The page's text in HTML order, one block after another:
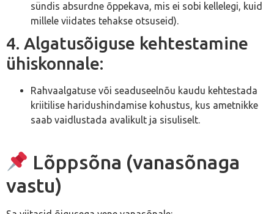
sündis absurdne õppekava, mis ei sobi kellelegi, kuid
millele viidates tehakse otsuseid).
4. Algatusõiguse kehtestamine
ühiskonnale:
Rahvaalgatuse või seaduseelnõu kaudu kehtestada
kriitilise haridushindamise kohustus, kus ametnikke
saab vaidlustada avalikult ja sisuliselt.
Lõppsõna (vanasõnaga
vastu)